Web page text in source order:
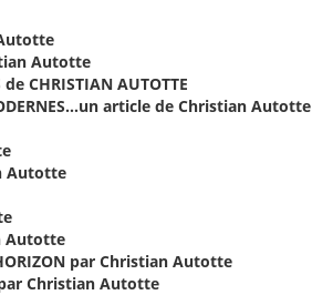
Autotte
de CHRISTIAN AUTOTTE
article de Christian Autotte
Autotte
Autotte
par Christian Autotte
par Christian Autotte